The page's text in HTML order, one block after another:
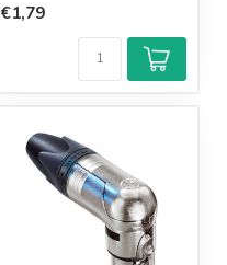
€1,79